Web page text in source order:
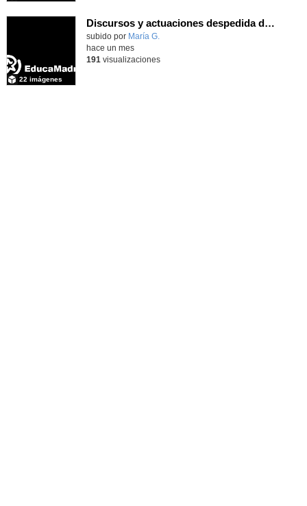
Discursos y actuaciones despedida de 4º
Contenido educativo.
subido por María G.
22 imágenes
hace un mes
191 visualizaciones